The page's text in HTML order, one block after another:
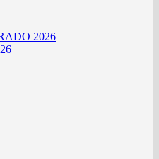
2026